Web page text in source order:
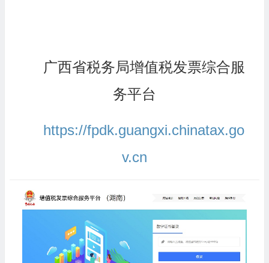
广西省税务局增值税发票综合服
务平台
https://fpdk.guangxi.chinatax.go
v.cn